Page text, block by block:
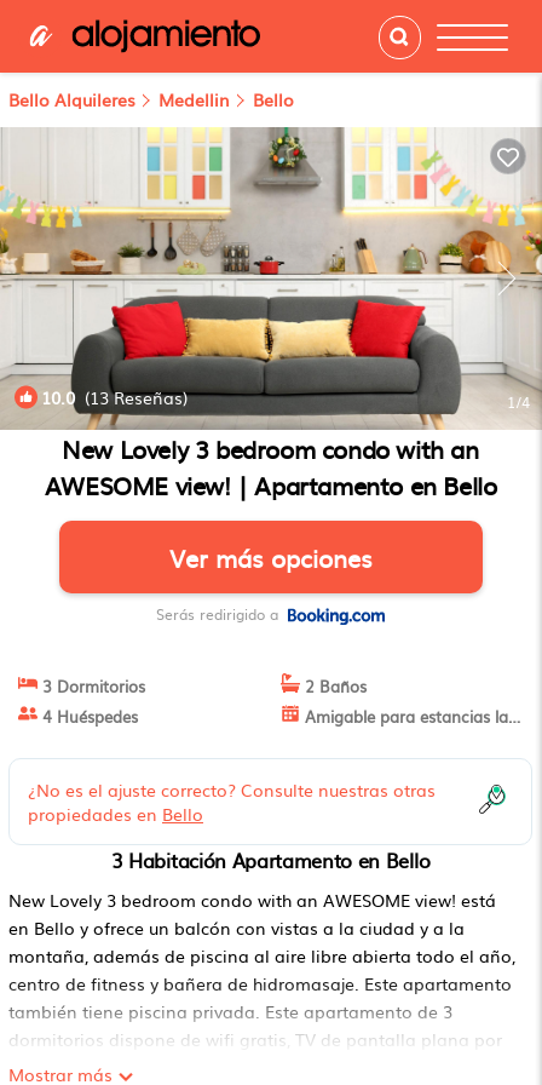
Bello Alquileres Medellin Bello
10.0 (13 Reseñas) 1/4
New Lovely 3 bedroom condo with an
AWESOME view! | Apartamento en Bello
Ver más opciones
Serás redirigido a
3 Dormitorios
2 Baños
4 Huéspedes
Amigable para estancias largas
¿No es el ajuste correcto? Consulte nuestras otras
propiedades en Bello
3 Habitación Apartamento en Bello
New Lovely 3 bedroom condo with an AWESOME view! está
en Bello y ofrece un balcón con vistas a la ciudad y a la
montaña, además de piscina al aire libre abierta todo el año,
centro de fitness y bañera de hidromasaje. Este apartamento
también tiene piscina privada. Este apartamento de 3
dormitorios dispone de wifi gratis, TV de pantalla plana por
cable, lavadora y cocina con nevera ymicroondas. Hay toallas
Mostrar más